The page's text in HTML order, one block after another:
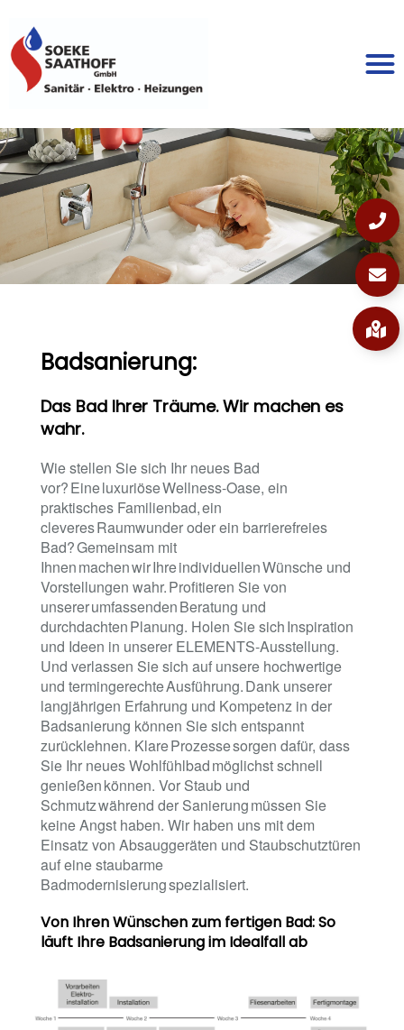
Badsanierung:
Das Bad Ihrer Träume. Wir machen es
wahr.
Wie stellen Sie sich Ihr neues Bad
vor? Eine luxuriöse Wellness-Oase, ein
praktisches Familienbad, ein
cleveres Raumwunder oder ein barrierefreies
Bad? Gemeinsam mit
Ihnen machen wir Ihre individuellen Wünsche und
Vorstellungen wahr. Profitieren Sie von
unserer umfassenden Beratung und
durchdachten Planung. Holen Sie sich Inspiration
und Ideen in unserer ELEMENTS-Ausstellung.
Und verlassen Sie sich auf unsere hochwertige
und termingerechte Ausführung. Dank unserer
langjährigen Erfahrung und Kompetenz in der
Badsanierung können Sie sich entspannt
zurücklehnen. Klare Prozesse sorgen dafür, dass
Sie Ihr neues Wohlfühlbad möglichst schnell
genießen können. Vor Staub und
Schmutz während der Sanierung müssen Sie
keine Angst haben. Wir haben uns mit dem
Einsatz von Absauggeräten und Staubschutztüren
auf eine staubarme
Badmodernisierung spezialisiert.
Von Ihren Wünschen zum fertigen Bad: So
läuft Ihre Badsanierung im Idealfall ab